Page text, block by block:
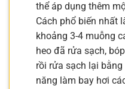
thể áp dụng thêm
Cách phổ biến nhất
khoảng 3-4 muỗng
heo đã rửa sạch,
rồi rửa sạch lại
năng làm bay hơi